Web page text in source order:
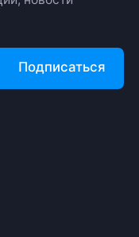
Подписаться